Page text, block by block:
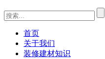
首页
关于我们
装修建材知识